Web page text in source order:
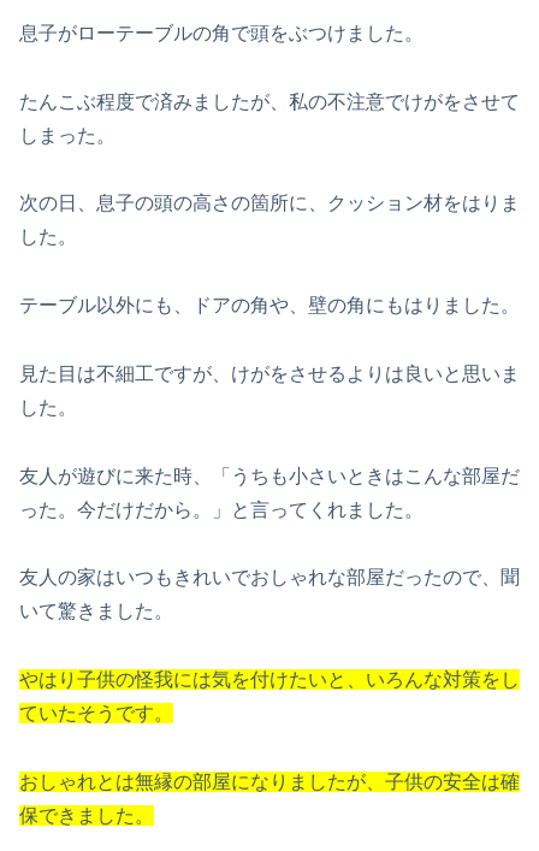
息子がローテーブルの角で頭をぶつけました。
たんこぶ程度で済みましたが、私の不注意でけがをさせて
しまった。
次の日、息子の頭の高さの箇所に、クッション材をはりま
した。
テーブル以外にも、ドアの角や、壁の角にもはりました。
見た目は不細工ですが、けがをさせるよりは良いと思いま
した。
友人が遊びに来た時、「うちも小さいときはこんな部屋だ
った。今だけだから。」と言ってくれました。
友人の家はいつもきれいでおしゃれな部屋だったので、聞
いて驚きました。
やはり子供の怪我には気を付けたいと、いろんな対策をし
ていたそうです。
おしゃれとは無縁の部屋になりましたが、子供の安全は確
保できました。